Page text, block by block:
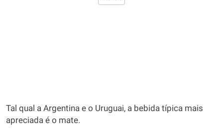
Tal qual a Argentina e o Uruguai, a bebida típica mais
apreciada é o mate.